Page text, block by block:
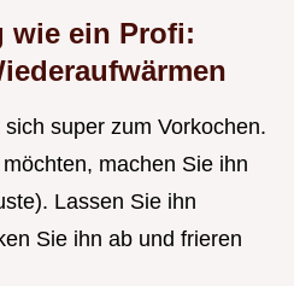
wie ein Profi:
super zum Vorkochen.
machen Sie ihn
Lassen Sie ihn
Sie ihn ab und frieren